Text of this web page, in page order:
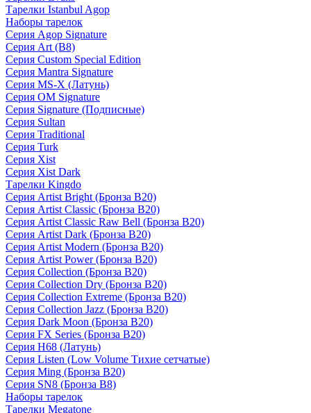
Тарелки Istanbul Agop
Наборы тарелок
Серия Agop Signature
Серия Art (B8)
Серия Custom Special Edition
Серия Mantra Signature
Серия MS-X (Латунь)
Серия OM Signature
Серия Signature (Подписные)
Серия Sultan
Серия Traditional
Серия Turk
Серия Xist
Серия Xist Dark
Тарелки Kingdo
Серия Artist Bright (Бронза B20)
Серия Artist Classic (Бронза B20)
Серия Artist Classic Raw Bell (Бронза B20)
Серия Artist Dark (Бронза B20)
Серия Artist Modern (Бронза B20)
Серия Artist Power (Бронза B20)
Серия Collection (Бронза B20)
Серия Collection Dry (Бронза B20)
Серия Collection Extreme (Бронза B20)
Серия Collection Jazz (Бронза B20)
Серия Dark Moon (Бронза B20)
Серия FX Series (Бронза B20)
Серия H68 (Латунь)
Серия Listen (Low Volume Тихие сетчатые)
Серия Ming (Бронза B20)
Серия SN8 (Бронза B8)
Наборы тарелок
Тарелки Megatone